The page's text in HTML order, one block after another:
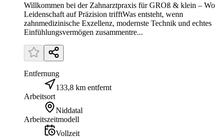
Willkommen bei der Zahnarztpraxis für GROß & klein – Wo
Leidenschaft auf Präzision trifftWas entsteht, wenn
zahnmedizinische Exzellenz, modernste Technik und echtes
Einfühlungsvermögen zusammentre...
Entfernung
133,8 km entfernt
Arbeitsort
Niddatal
Arbeitszeitmodell
Vollzeit